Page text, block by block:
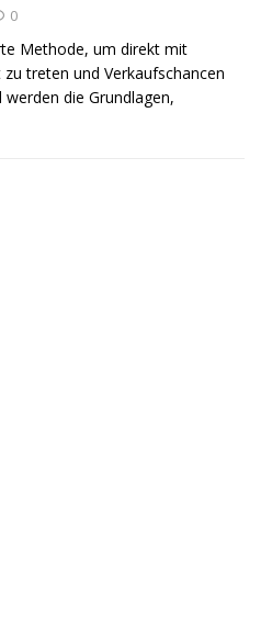
0
Methode, um direkt mit
treten und Verkaufschancen
die Grundlagen,